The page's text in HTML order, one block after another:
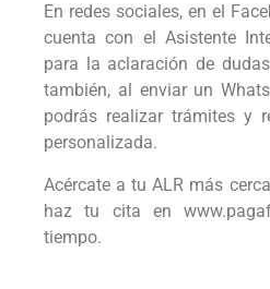
En redes sociales, en el
cuenta con el Asistente
para la aclaración de
también, al enviar un
podrás realizar trámites y
personalizada.
Acércate a tu ALR más
haz tu cita en
tiempo.